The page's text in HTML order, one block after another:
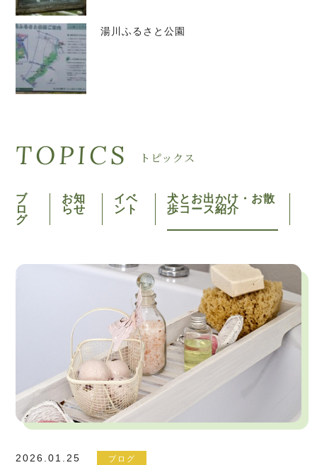
湯川ふるさと公園
TOPICS トピックス
ブ
ロ
グ
お知
らせ
イベ
ント
犬とお出かけ・お散
歩コース紹介
2026.01.25 ブログ